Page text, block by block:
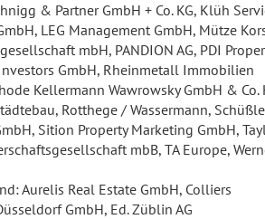
& Partner GmbH + Co. KG, Klüh
LEG Management GmbH, Mütze
mbH, PANDION AG, PDI
GmbH, Rheinmetall Immobilien
Kellermann Wawrowsky GmbH & Co.
Rotthege / Wassermann,
Sition Property Marketing GmbH,
mbB, TA Europe,
Aurelis Real Estate GmbH, Colliers
GmbH, Ed. Züblin AG